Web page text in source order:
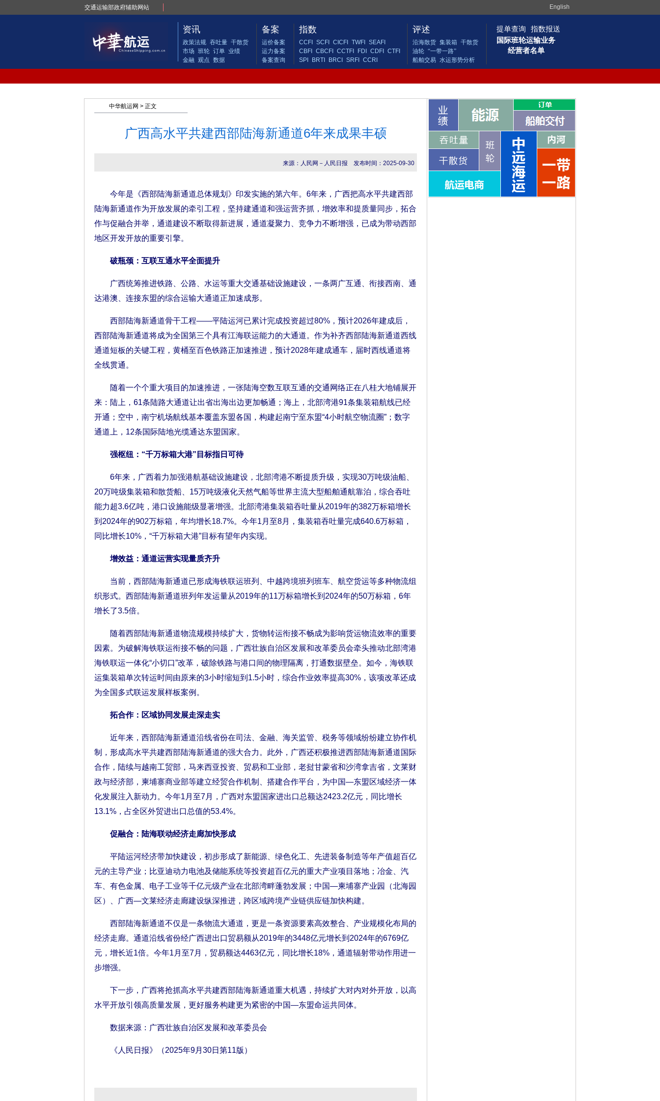
交通运输部政府辅助网站 English
资讯
政策法规 吞吐量 干散货
市场 班轮 订单 业绩
金融 观点 数据
备案
运价备案
运力备案
备案查询
指数
CCFI SCFI CICFI TWFI
SEAFI
CBFI
CBCFI CCTFI FDI CDFI
CTFI
SPI
BRTI BRCI SRFI CCRI
评述
沿海散货 集装箱 干散货
油轮 “一带一路”
船舶交易 水运形势分析
提单查询
指数报送
国际班轮运输业务
经营者名单
中华航运网 > 正文
广西高水平共建西部陆海新通道6年来成果丰硕
来源：人民网－人民日报 发布时间：2025-09-30
今年是《西部陆海新通道总体规划》印发实施的第六年。6年来，广西把高水平共建西部
陆海新通道作为开放发展的牵引工程，坚持建通道和强运营齐抓，增效率和提质量同步，拓合
作与促融合并举，通道建设不断取得新进展，通道凝聚力、竞争力不断增强，已成为带动西部
地区开发开放的重要引擎。
破瓶颈：互联互通水平全面提升
广西统筹推进铁路、公路、水运等重大交通基础设施建设，一条两广互通、衔接西南、通
达港澳、连接东盟的综合运输大通道正加速成形。
西部陆海新通道骨干工程——平陆运河已累计完成投资超过80%，预计2026年建成后，
西部陆海新通道将成为全国第三个具有江海联运能力的大通道。作为补齐西部陆海新通道西线
通道短板的关键工程，黄桶至百色铁路正加速推进，预计2028年建成通车，届时西线通道将
全线贯通。
随着一个个重大项目的加速推进，一张陆海空数互联互通的交通网络正在八桂大地铺展开
来：陆上，61条陆路大通道让出省出海出边更加畅通；海上，北部湾港91条集装箱航线已经
开通；空中，南宁机场航线基本覆盖东盟各国，构建起南宁至东盟“4小时航空物流圈”；数字
通道上，12条国际陆地光缆通达东盟国家。
强枢纽：“千万标箱大港”目标指日可待
6年来，广西着力加强港航基础设施建设，北部湾港不断提质升级，实现30万吨级油船、
20万吨级集装箱和散货船、15万吨级液化天然气船等世界主流大型船舶通航靠泊，综合吞吐
能力超3.6亿吨，港口设施能级显著增强。北部湾港集装箱吞吐量从2019年的382万标箱增长
到2024年的902万标箱，年均增长18.7%。今年1月至8月，集装箱吞吐量完成640.6万标箱，
同比增长10%，“千万标箱大港”目标有望年内实现。
增效益：通道运营实现量质齐升
当前，西部陆海新通道已形成海铁联运班列、中越跨境班列班车、航空货运等多种物流组
织形式。西部陆海新通道班列年发运量从2019年的11万标箱增长到2024年的50万标箱，6年
增长了3.5倍。
随着西部陆海新通道物流规模持续扩大，货物转运衔接不畅成为影响货运物流效率的重要
因素。为破解海铁联运衔接不畅的问题，广西壮族自治区发展和改革委员会牵头推动北部湾港
海铁联运一体化“小切口”改革，破除铁路与港口间的物理隔离，打通数据壁垒。如今，海铁联
运集装箱单次转运时间由原来的3小时缩短到1.5小时，综合作业效率提高30%，该项改革还成
为全国多式联运发展样板案例。
拓合作：区域协同发展走深走实
近年来，西部陆海新通道沿线省份在司法、金融、海关监管、税务等领域纷纷建立协作机
制，形成高水平共建西部陆海新通道的强大合力。此外，广西还积极推进西部陆海新通道国际
合作，陆续与越南工贸部，马来西亚投资、贸易和工业部，老挝甘蒙省和沙湾拿吉省，文莱财
政与经济部，柬埔寨商业部等建立经贸合作机制、搭建合作平台，为中国—东盟区域经济一体
化发展注入新动力。今年1月至7月，广西对东盟国家进出口总额达2423.2亿元，同比增长
13.1%，占全区外贸进出口总值的53.4%。
促融合：陆海联动经济走廊加快形成
平陆运河经济带加快建设，初步形成了新能源、绿色化工、先进装备制造等年产值超百亿
元的主导产业；比亚迪动力电池及储能系统等投资超百亿元的重大产业项目落地；冶金、汽
车、有色金属、电子工业等千亿元级产业在北部湾畔蓬勃发展；中国—柬埔寨产业园（北海园
区）、广西—文莱经济走廊建设纵深推进，跨区域跨境产业链供应链加快构建。
西部陆海新通道不仅是一条物流大通道，更是一条资源要素高效整合、产业规模化布局的
经济走廊。通道沿线省份经广西进出口贸易额从2019年的3448亿元增长到2024年的6769亿
元，增长近1倍。今年1月至7月，贸易额达4463亿元，同比增长18%，通道辐射带动作用进一
步增强。
下一步，广西将抢抓高水平共建西部陆海新通道重大机遇，持续扩大对内对外开放，以高
水平开放引领高质量发展，更好服务构建更为紧密的中国—东盟命运共同体。
数据来源：广西壮族自治区发展和改革委员会
《人民日报》（2025年9月30日第11版）